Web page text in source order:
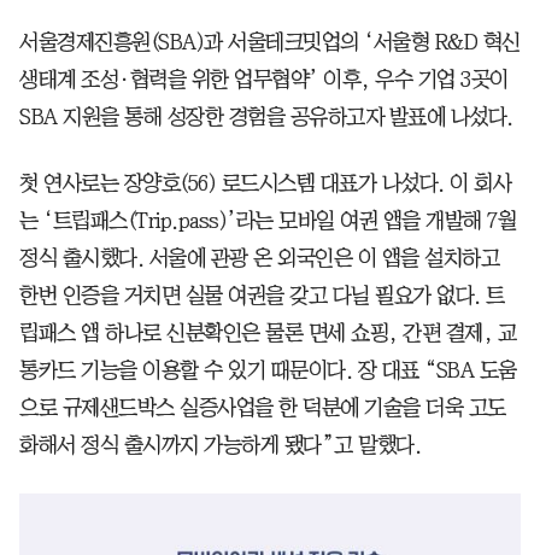
서울경제진흥원(SBA)과 서울테크밋업의 ‘서울형 R&D 혁신
생태계 조성·협력을 위한 업무협약’ 이후, 우수 기업 3곳이
SBA 지원을 통해 성장한 경험을 공유하고자 발표에 나섰다.
첫 연사로는 장양호(56) 로드시스템 대표가 나섰다. 이 회사
는 ‘트립패스(Trip.pass)’라는 모바일 여권 앱을 개발해 7월
정식 출시했다. 서울에 관광 온 외국인은 이 앱을 설치하고
한번 인증을 거치면 실물 여권을 갖고 다닐 필요가 없다. 트
립패스 앱 하나로 신분확인은 물론 면세 쇼핑, 간편 결제, 교
통카드 기능을 이용할 수 있기 때문이다. 장 대표 “SBA 도움
으로 규제샌드박스 실증사업을 한 덕분에 기술을 더욱 고도
화해서 정식 출시까지 가능하게 됐다”고 말했다.